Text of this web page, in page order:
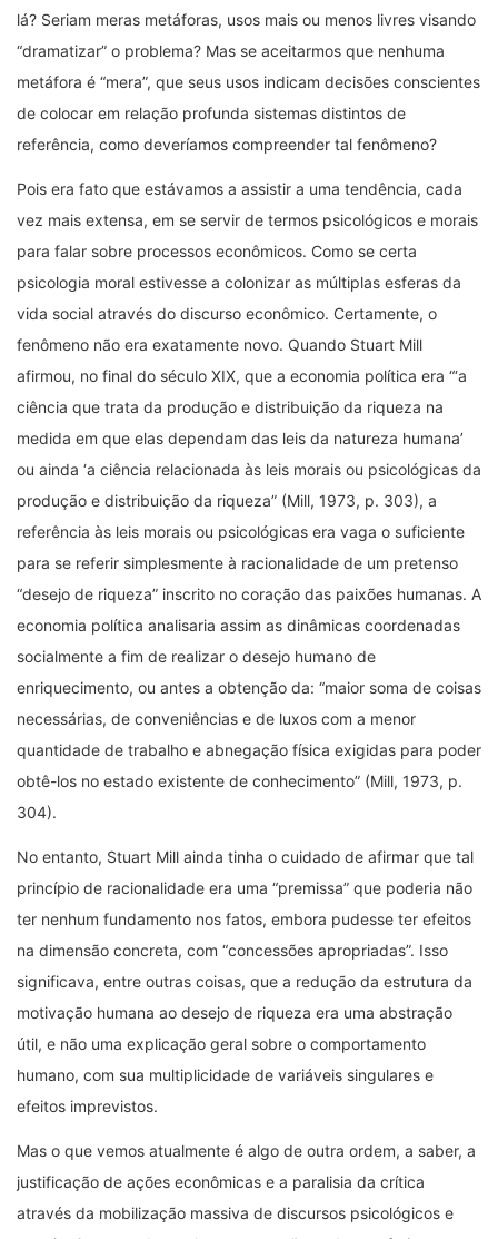
lá? Seriam meras metáforas, usos mais ou menos livres visando
“dramatizar” o problema? Mas se aceitarmos que nenhuma
metáfora é “mera”, que seus usos indicam decisões conscientes
de colocar em relação profunda sistemas distintos de
referência, como deveríamos compreender tal fenômeno?
Pois era fato que estávamos a assistir a uma tendência, cada
vez mais extensa, em se servir de termos psicológicos e morais
para falar sobre processos econômicos. Como se certa
psicologia moral estivesse a colonizar as múltiplas esferas da
vida social através do discurso econômico. Certamente, o
fenômeno não era exatamente novo. Quando Stuart Mill
afirmou, no final do século XIX, que a economia política era “‘a
ciência que trata da produção e distribuição da riqueza na
medida em que elas dependam das leis da natureza humana’
ou ainda ‘a ciência relacionada às leis morais ou psicológicas da
produção e distribuição da riqueza” (Mill, 1973, p. 303), a
referência às leis morais ou psicológicas era vaga o suficiente
para se referir simplesmente à racionalidade de um pretenso
“desejo de riqueza” inscrito no coração das paixões humanas. A
economia política analisaria assim as dinâmicas coordenadas
socialmente a fim de realizar o desejo humano de
enriquecimento, ou antes a obtenção da: “maior soma de coisas
necessárias, de conveniências e de luxos com a menor
quantidade de trabalho e abnegação física exigidas para poder
obtê-los no estado existente de conhecimento” (Mill, 1973, p.
304).
No entanto, Stuart Mill ainda tinha o cuidado de afirmar que tal
princípio de racionalidade era uma “premissa” que poderia não
ter nenhum fundamento nos fatos, embora pudesse ter efeitos
na dimensão concreta, com “concessões apropriadas”. Isso
significava, entre outras coisas, que a redução da estrutura da
motivação humana ao desejo de riqueza era uma abstração
útil, e não uma explicação geral sobre o comportamento
humano, com sua multiplicidade de variáveis singulares e
efeitos imprevistos.
Mas o que vemos atualmente é algo de outra ordem, a saber, a
justificação de ações econômicas e a paralisia da crítica
através da mobilização massiva de discursos psicológicos e